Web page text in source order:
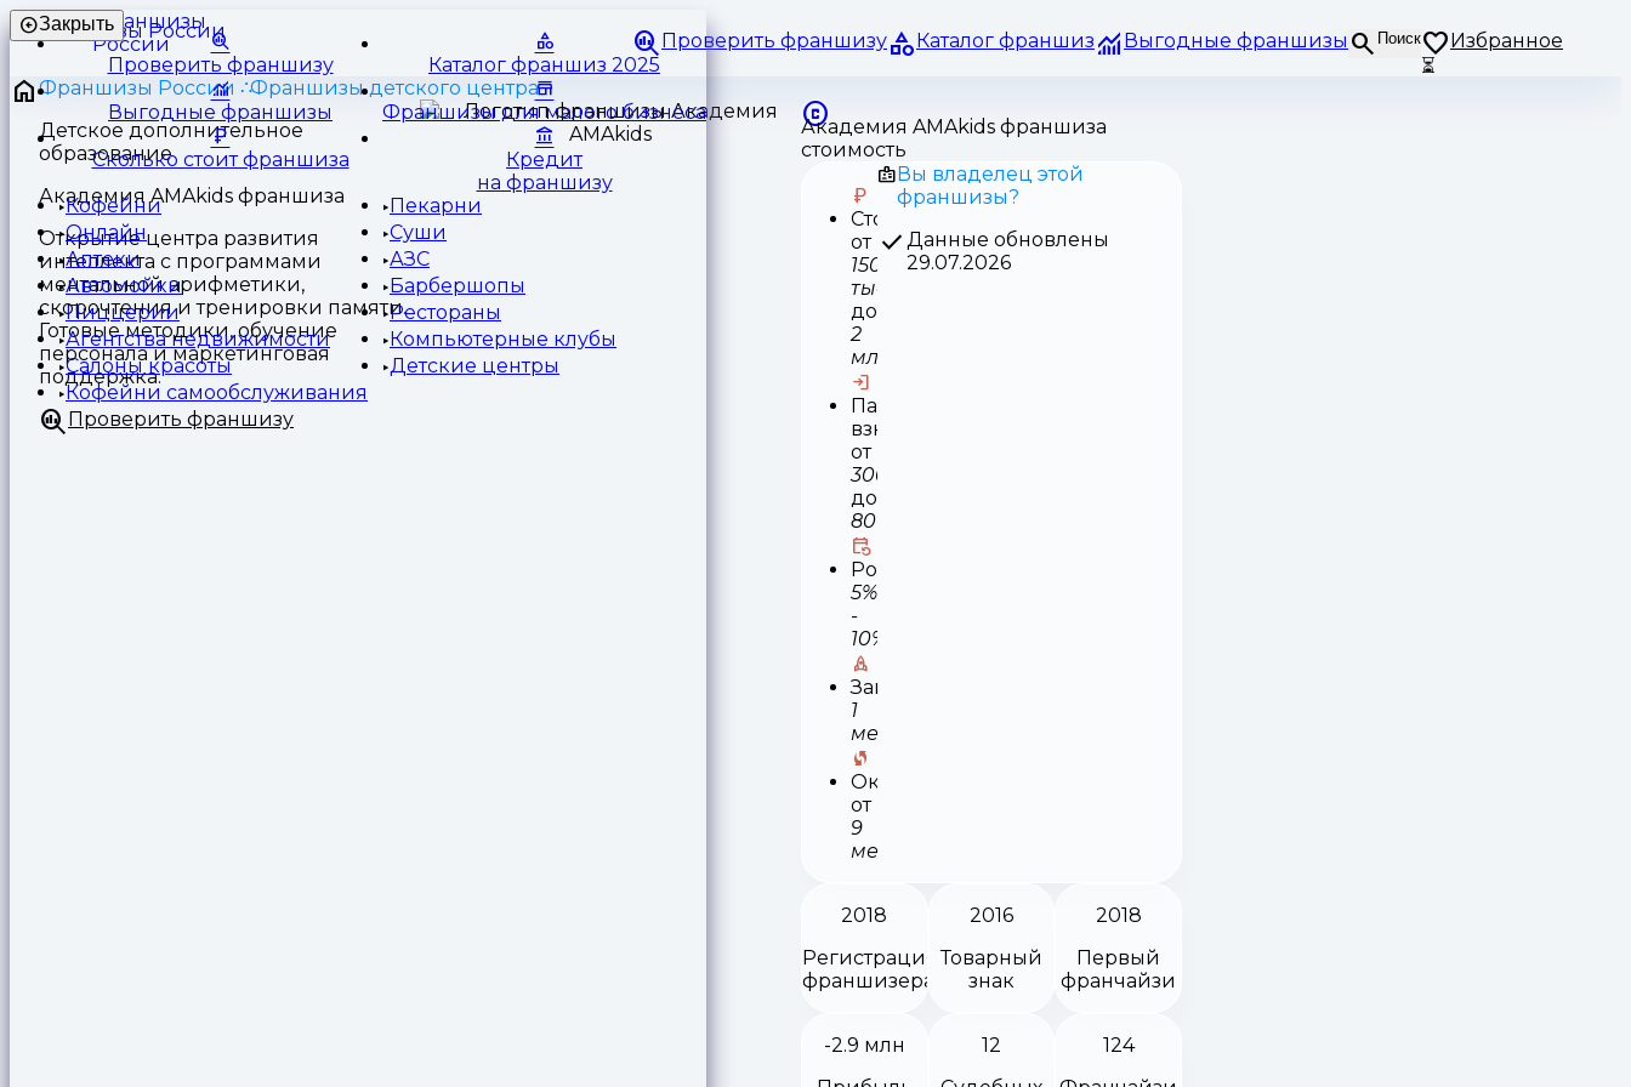
Франшизы
России
Проверить франшизу Каталог франшиз Выгодные франшизы Поиск
Избранное
⏳
Закрыть
Проверить франшизу Каталог франшиз 2025
Выгодные франшизы Франшизы для малого бизнеса
Сколько стоит франшиза
Кредит
на франшизу
Кофейни
Пекарни
Онлайн
Суши
Аптеки
АЗС
Автомойки
Барбершопы
Пиццерии
Рестораны
Агентства недвижимости
Компьютерные клубы
Салоны красоты
Детские центры
Кофейни самообслуживания
Франшизы России
Франшизы детского центра
Детское дополнительное
образование
Академия AMAkids франшиза
Открытие центра развития
интеллекта с программами
ментальной арифметики,
скорочтения и тренировки памяти.
Готовые методики, обучение
персонала и маркетинговая
поддержка.
Проверить франшизу
Академия AMAkids франшиза
стоимость
Стоимость
от
150
тыс
до
2
млн
Паушальный
взнос
от
300
до
800
Роялти
5%
-
10%
Запуск
1
месяц
Окупаемость
от
9
месяцев
Вы владелец этой
франшизы?
Данные обновлены
29.07.2026
2018
Регистрация
франшизера
2016
Товарный
знак
2018
Первый
франчайзи
-2.9 млн
12
124